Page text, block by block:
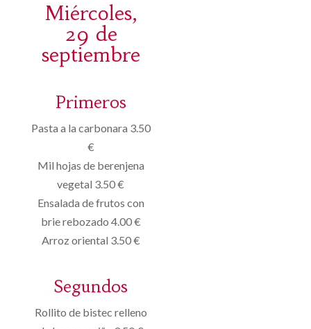
Miércoles,
29 de
septiembre
Primeros
Pasta a la carbonara 3.50
€
Mil hojas de berenjena
vegetal 3.50 €
Ensalada de frutos con
brie rebozado 4.00 €
Arroz oriental 3.50 €
Segundos
Rollito de bistec relleno